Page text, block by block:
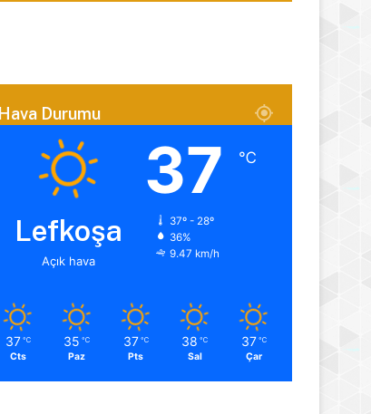
Hava Durumu
Lefkoşa
Açık hava
37 ℃
37º - 28º
36%
9.47 km/h
37 ℃
Cts
35 ℃
Paz
37 ℃
Pts
38 ℃
Sal
37 ℃
Çar